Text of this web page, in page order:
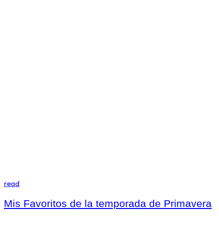
read
Mis Favoritos de la temporada de Primavera